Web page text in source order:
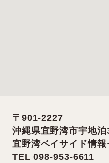
〒901-2227
沖縄県宜野湾市宇地
宜野湾ベイサイド情
TEL 098-953-6611